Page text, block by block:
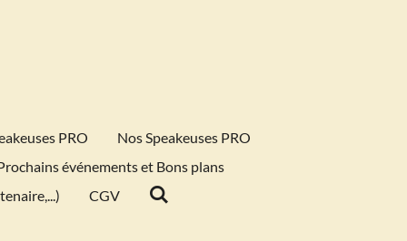
PRO
Nos Speakeuses PRO
événements et Bons plans
CGV